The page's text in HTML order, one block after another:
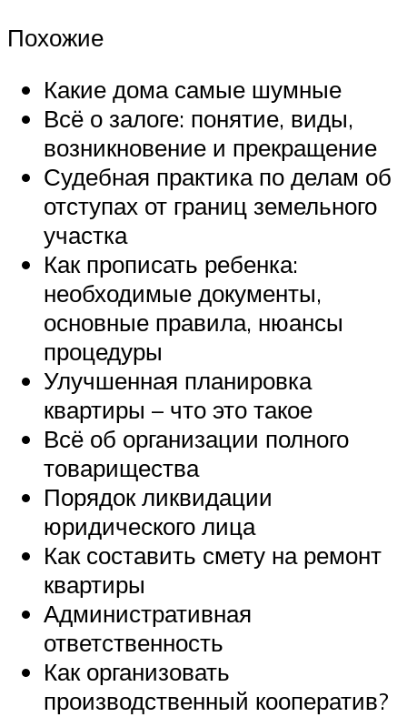
Похожие
Какие дома самые шумные
Всё о залоге: понятие, виды,
возникновение и прекращение
Судебная практика по делам об
отступах от границ земельного
участка
Как прописать ребенка:
необходимые документы,
основные правила, нюансы
процедуры
Улучшенная планировка
квартиры – что это такое
Всё об организации полного
товарищества
Порядок ликвидации
юридического лица
Как составить смету на ремонт
квартиры
Административная
ответственность
Как организовать
производственный кооператив?